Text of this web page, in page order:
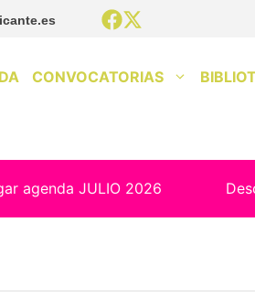
CONVOCATORIAS
agenda JULIO 2026